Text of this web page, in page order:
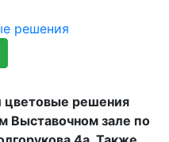
решения
решения
Выставочном зале по